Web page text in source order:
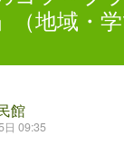
（地域・
館
日 09:35